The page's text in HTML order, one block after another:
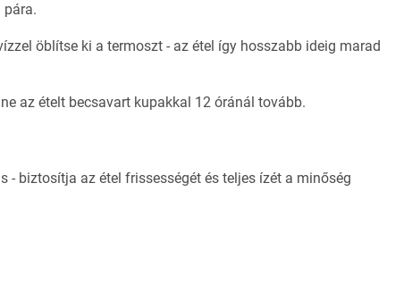
pára.
öblítse ki a termoszt - az étel így hosszabb ideig marad
az ételt becsavart kupakkal 12 óránál tovább.
- biztosítja az étel frissességét és teljes ízét a minőség